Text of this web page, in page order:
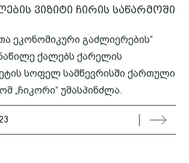
ვიზიტი ჩირის საწარმოში
ეკონომიკური გაძლიერების“
ქალებს ქარელის
სოფელ სამწევრისში ქართული
„ჩიკორი“ უმასპინძლა.